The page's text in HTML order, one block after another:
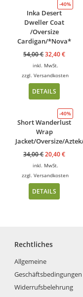
-40%
Inka Desert
Dweller Coat
/Oversize
Cardigan/*Nova*
54,00€32,40€
inkl. MwSt.
zzgl.Versandkosten
DETAILS
-40%
Short Wanderlust
Wrap
Jacket/Oversize/
34,00€20,40€
inkl. MwSt.
zzgl.Versandkosten
DETAILS
Rechtliches
Allgemeine
Geschäftsbedingungen
Widerrufsbelehrung